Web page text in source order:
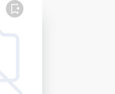
FAVORITO